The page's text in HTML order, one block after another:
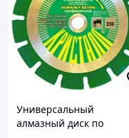
Универсальный
алмазный диск по